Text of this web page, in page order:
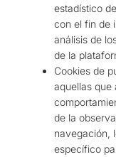
estadístico
con el fin de
análisis de
de la
Cookies de
aquellas que
de la
navegación,
específico